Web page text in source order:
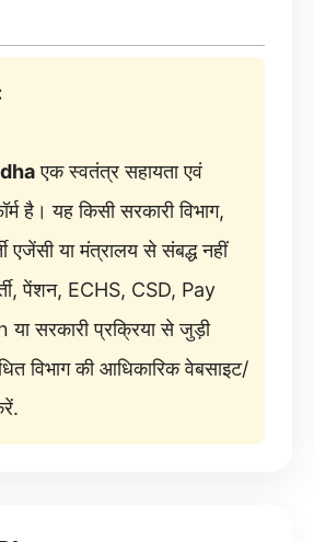
एक स्वतंत्र सहायता एवं
है। यह किसी सरकारी विभाग,
एजेंसी या मंत्रालय से संबद्ध नहीं
पेंशन, ECHS, CSD, Pay
सरकारी प्रक्रिया से जुड़ी
विभाग की आधिकारिक वेबसाइट/